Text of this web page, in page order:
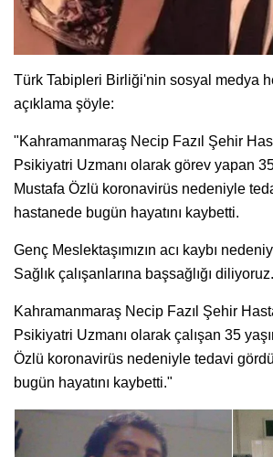
Türk Tabipleri Birliği'nin sosyal medya
açıklama şöyle:
"Kahramanmaraş Necip Fazıl Şehir
Psikiyatri Uzmanı olarak görev yapan
Mustafa Özlü koronavirüs nedeniyle
hastanede bugün hayatını kaybetti.
Genç Meslektaşımızın acı kaybı
Sağlık çalışanlarına başsağlığı diliyoruz.
Kahramanmaraş Necip Fazıl Şehir
Psikiyatri Uzmanı olarak çalışan 35
Özlü koronavirüs nedeniyle tedavi
bugün hayatını kaybetti."